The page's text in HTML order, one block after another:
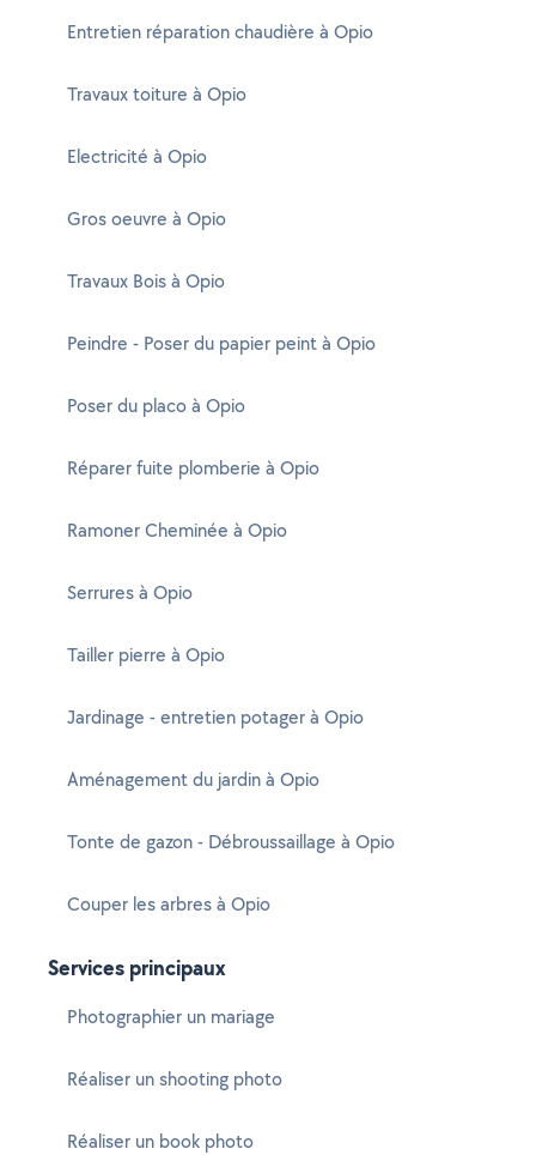
Entretien réparation chaudière à Opio
Travaux toiture à Opio
Electricité à Opio
Gros oeuvre à Opio
Travaux Bois à Opio
Peindre - Poser du papier peint à Opio
Poser du placo à Opio
Réparer fuite plomberie à Opio
Ramoner Cheminée à Opio
Serrures à Opio
Tailler pierre à Opio
Jardinage - entretien potager à Opio
Aménagement du jardin à Opio
Tonte de gazon - Débroussaillage à Opio
Couper les arbres à Opio
Services principaux
Photographier un mariage
Réaliser un shooting photo
Réaliser un book photo